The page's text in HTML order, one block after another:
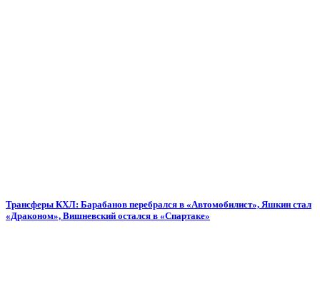
Трансферы КХЛ: Барабанов перебрался в «Автомобилист», Яшкин стал
«Драконом», Вишневский остался в «Спартаке»